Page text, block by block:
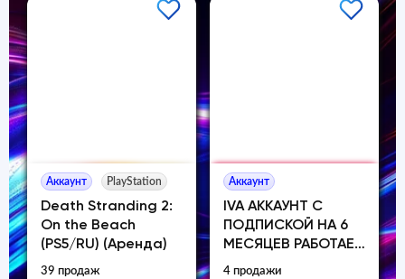
Аккаунт PlayStation
Death Stranding 2:
On the Beach
(PS5/RU) (Аренда)
39 продаж
Аккаунт
IVA АККАУНТ С
ПОДПИСКОЙ НА 6
МЕСЯЦЕВ РАБОТАЕТ
В РОССИИ
4 продажи